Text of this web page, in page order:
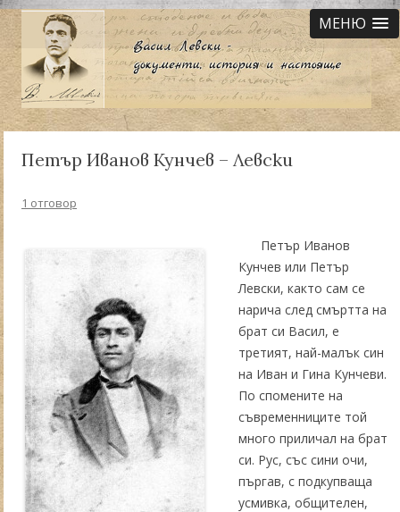
МЕНЮ
Петър Иванов Кунчев – Левски
1 отговор
Петър Иванов
Кунчев или Петър
Левски, както сам се
нарича след смъртта на
брат си Васил, е
третият, най-малък син
на Иван и Гина Кунчеви.
По спомените на
съвременниците той
много приличал на брат
си. Рус, със сини очи,
пъргав, с подкупваща
усмивка, общителен,